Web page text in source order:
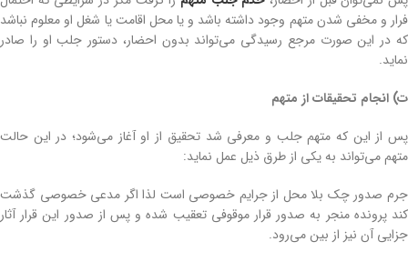
فرار و مخفی شدن متهم وجود داشته باشد و یا محل اقامت یا شغل او معلوم نباشد
که در این صورت مرجع رسیدگی می‌تواند بدون احضار، دستور جلب او را صادر
نماید.
ت) انجام تحقیقات از متهم
پس از این که متهم جلب و معرفی شد تحقیق از او آغاز می‌شود؛ در این حالت
متهم می‌تواند به یکی از طرق ذیل عمل نماید:
جرم صدور چک بلا محل از جرایم خصوصی است لذا اگر مدعی خصوصی گذشت
کند پرونده منجر به صدور قرار موقوفی تعقیب شده و پس از صدور این قرار آثار
جزایی آن نیز از بین می‌رود.